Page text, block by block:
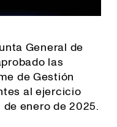
General de
las
de Gestión
al ejercicio
enero de 2025.